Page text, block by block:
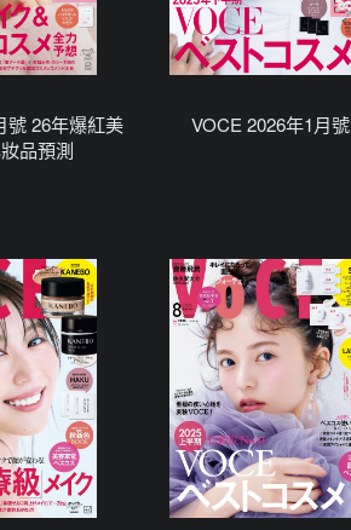
號 26年爆紅美
品預測
VOCE 2026年1月號